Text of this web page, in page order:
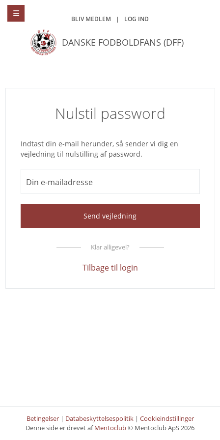
BLIV MEDLEM | LOG IND
DANSKE FODBOLDFANS (DFF)
Nulstil password
Indtast din e-mail herunder, så sender vi dig en
vejledning til nulstilling af password.
Din e-mailadresse
Send vejledning
Klar alligevel?
Tilbage til login
Betingelser | Databeskyttelsespolitik | Cookieindstillinger
Denne side er drevet afMentoclub© Mentoclub ApS 2026